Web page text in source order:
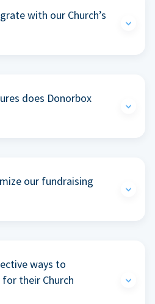
with our Church’s
does Donorbox
our fundraising
ways to
their Church